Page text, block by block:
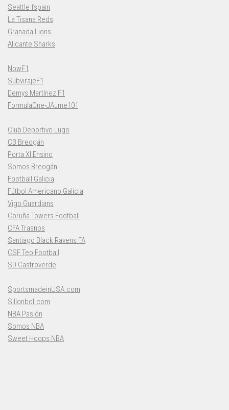
Seattle fspain
La Tisana Reds
Granada Lions
Alicante Sharks
NowF1
SubvirajeF1
Demys Martínez F1
FormulaOne-JAume101
Club Deportivo Lugo
CB Breogán
Porta XI Ensino
Somos Breogán
Football Galicia
Fútbol Americano Galicia
Vigo Guardians
Coruña Towers Football
CFA Trasnos
Santiago Black Ravens FA
CSF Teo Football
SD Castroverde
SportsmadeinUSA.com
Sillonbol.com
NBA Pasión
Somos NBA
Sweet Hoops NBA